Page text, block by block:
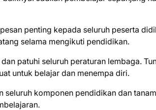
penting kepada seluruh peserta
selama mengikuti pendidikan.
patuhi seluruh peraturan lembaga.
untuk belajar dan menempa diri.
seluruh komponen pendidikan dan